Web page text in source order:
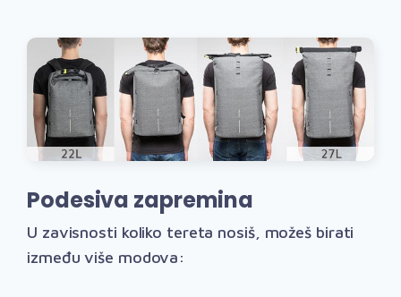
Podesiva zapremina
U zavisnosti koliko tereta nosiš, možeš birati
između više modova: